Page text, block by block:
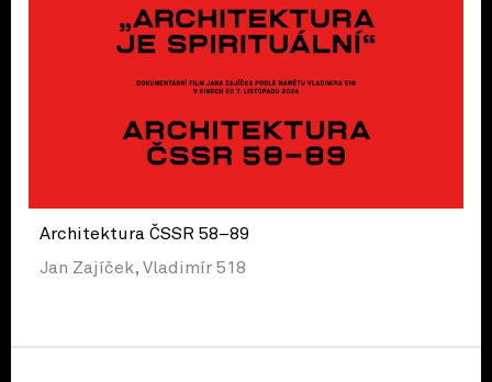
Architektura ČSSR 58–89
Jan Zajíček, Vladimír 518